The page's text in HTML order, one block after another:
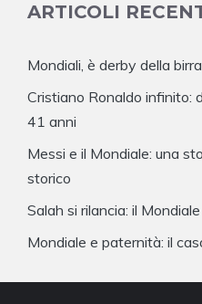
ARTICOLI
Mondiali, è derby della
Cristiano Ronaldo infinito:
41 anni
Messi e il Mondiale: una
storico
Salah si rilancia: il
Mondiale e paternità: il